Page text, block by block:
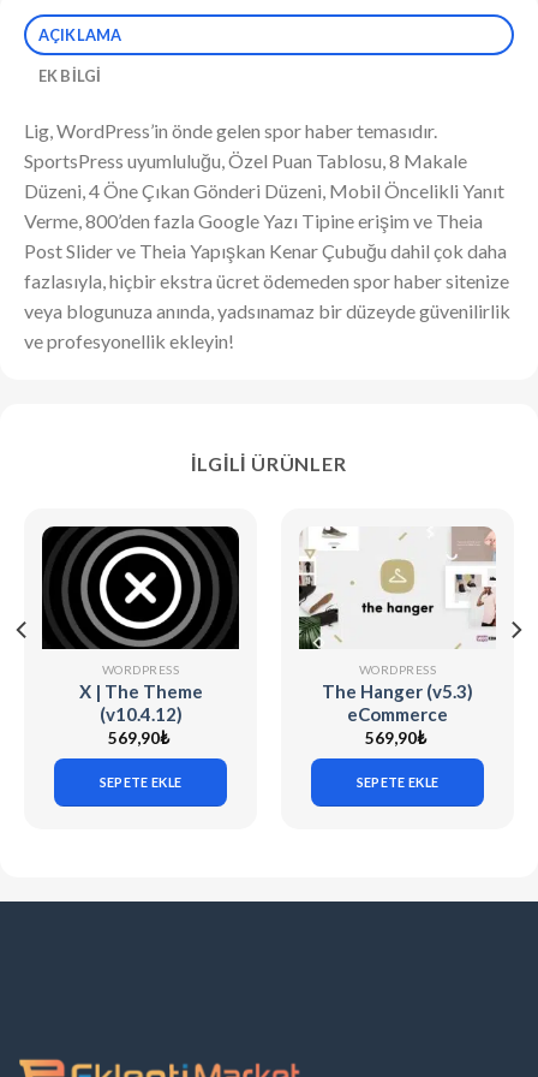
AÇIKLAMA
EK BILGI
Lig, WordPress’in önde gelen spor haber temasıdır.
SportsPress uyumluluğu, Özel Puan Tablosu, 8 Makale
Düzeni, 4 Öne Çıkan Gönderi Düzeni, Mobil Öncelikli Yanıt
Verme, 800’den fazla Google Yazı Tipine erişim ve Theia
Post Slider ve Theia Yapışkan Kenar Çubuğu dahil çok daha
fazlasıyla, hiçbir ekstra ücret ödemeden spor haber sitenize
veya blogunuza anında, yadsınamaz bir düzeyde güvenilirlik
ve profesyonellik ekleyin!
İLGILI ÜRÜNLER
WORDPRESS
X | The Theme
(v10.4.12)
569,90₺
SEPETE EKLE
WORDPRESS
The Hanger (v5.3)
eCommerce
WordPress Theme
for WooCommerce
569,90₺
SEPETE EKLE